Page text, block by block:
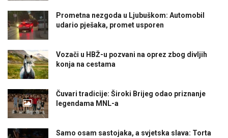
Prometna nezgoda u Ljubuškom: Automobil
udario pješaka, promet usporen
Vozači u HBŽ-u pozvani na oprez zbog divljih
konja na cestama
Čuvari tradicije: Široki Brijeg odao priznanje
legendama MNL-a
Samo osam sastojaka, a svjetska slava: Torta